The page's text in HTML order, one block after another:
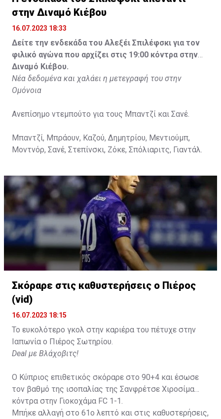
στην Διναμό Κιέβου
16.07.2023 18:33
Δείτε την ενδεκάδα του Αλεξέι Σπιλέφσκι για τον
φιλικό αγώνα που αρχίζει στις 19:00 κόντρα στην
Διναμό Κιέβου.
Νέα δεδομένα και χαλάει η μετεγραφή του στην
Ομόνοια
Ανεπίσημο ντεμπούτο για τους Μπαντζί και Σανέ.
Μπαντζί, Μπράουν, Καζού, Δημητρίου, Μεντιούμπ,
Μοντνόρ, Σανέ, Στεπίνσκι, Ζόκε, Σπόλιαριτς, Γιαντάλ.
Σκόραρε στις καθυστερήσεις ο Πιέρος
(vid)
16.07.2023 18:15
Το ευκολότερο γκολ στην καριέρα του πέτυχε στην
Ιαπωνία ο Πιέρος Σωτηρίου.
Deal με Βλάχοβιτς!
Ο Κύπριος επιθετικός σκόραρε στο 90+4 και έσωσε
τον βαθμό της ισοπαλίας της Σανφρέτσε Χιροσίμα
κόντρα στην Γιοκοχάμα FC 1-1.
Μπήκε αλλαγή στο 61ο λεπτό και στις καθυστερήσεις,